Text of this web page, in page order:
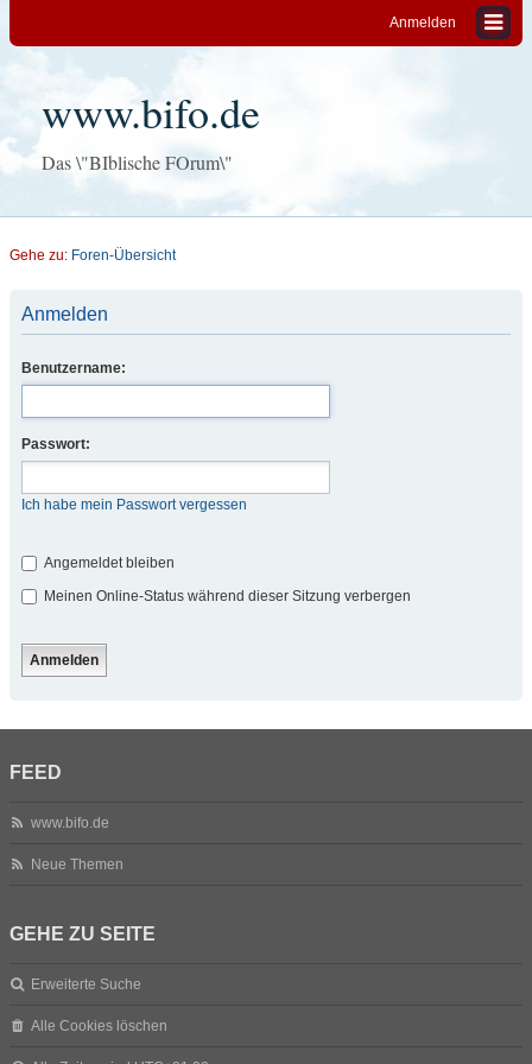
Anmelden
www.bifo.de
Das \"BIblische FOrum\"
Gehe zu: Foren-Übersicht
Anmelden
Benutzername:
Passwort:
Ich habe mein Passwort vergessen
Angemeldet bleiben
Meinen Online-Status während dieser Sitzung verbergen
FEED
www.bifo.de
Neue Themen
GEHE ZU SEITE
Erweiterte Suche
Alle Cookies löschen